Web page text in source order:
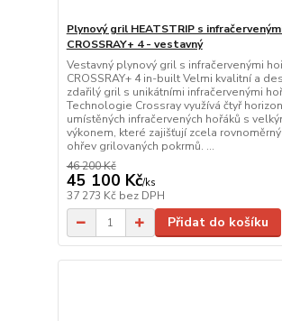
Plynový gril HEATSTRIP s
CROSSRAY+ 4 - vestavný
Vestavný plynový gril s infračervenými
CROSSRAY+ 4 in-built Velmi kvalitní a
zdařilý gril s unikátními infračervenými
Technologie Crossray využívá čtyř
umístěných infračervených hořáků s
výkonem, které zajišťují zcela rovnoměrný
ohřev grilovaných pokrmů. ...
46 200 Kč
45 100 Kč/ks
37 273 Kč bez DPH
Přidat do košíku